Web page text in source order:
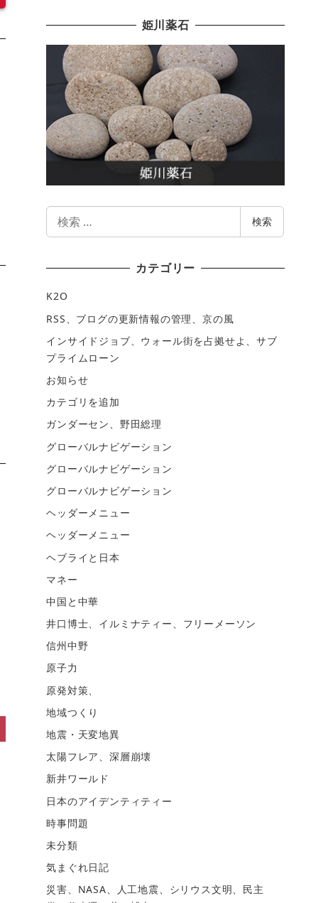
姫川薬石
検
検索
カテゴリー
K2O
RSS、ブログの更新情報の管理、京の風
インサイドジョブ、ウォール街を占拠せよ、サブ
プライムローン
お知らせ
カテゴリを追加
ガンダーセン、野田総理
グローバルナビゲーション
グローバルナビゲーション
グローバルナビゲーション
ヘッダーメニュー
ヘッダーメニュー
ヘブライと日本
マネー
中国と中華
井口博士、イルミナティー、フリーメーソン
信州中野
原子力
原発対策、
地域つくり
地震・天変地異
太陽フレア、深層崩壊
新井ワールド
日本のアイデンティティー
時事問題
未分類
気まぐれ日記
災害、NASA、人工地震、シリウス文明、民主